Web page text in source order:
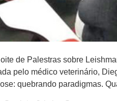
de Palestras sobre
pelo médico veterinário,
quebrando paradigmas.